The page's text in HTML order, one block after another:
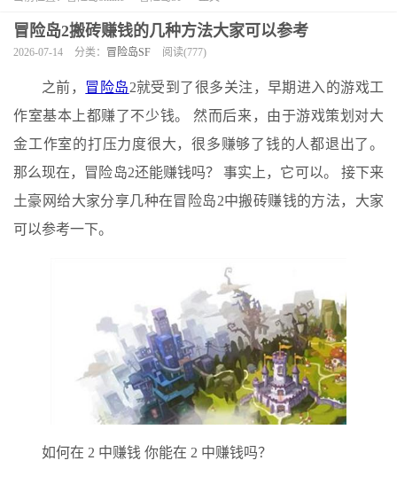
冒险岛2搬砖赚钱的几种方法大家可以参考
2026-07-14 分类： 冒险岛SF 阅读(777)
之前， 冒险岛2就受到了很多关注，早期进入的游戏工
作室基本上都赚了不少钱。 然而后来，由于游戏策划对大
金工作室的打压力度很大，很多赚够了钱的人都退出了。
那么现在，冒险岛2还能赚钱吗？ 事实上，它可以。 接下来
土豪网给大家分享几种在冒险岛2中搬砖赚钱的方法，大家
可以参考一下。
如何在 2 中赚钱 你能在 2 中赚钱吗？